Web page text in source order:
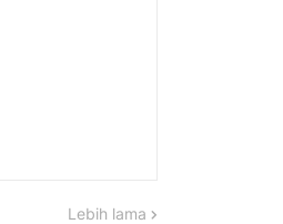
Lebih lama